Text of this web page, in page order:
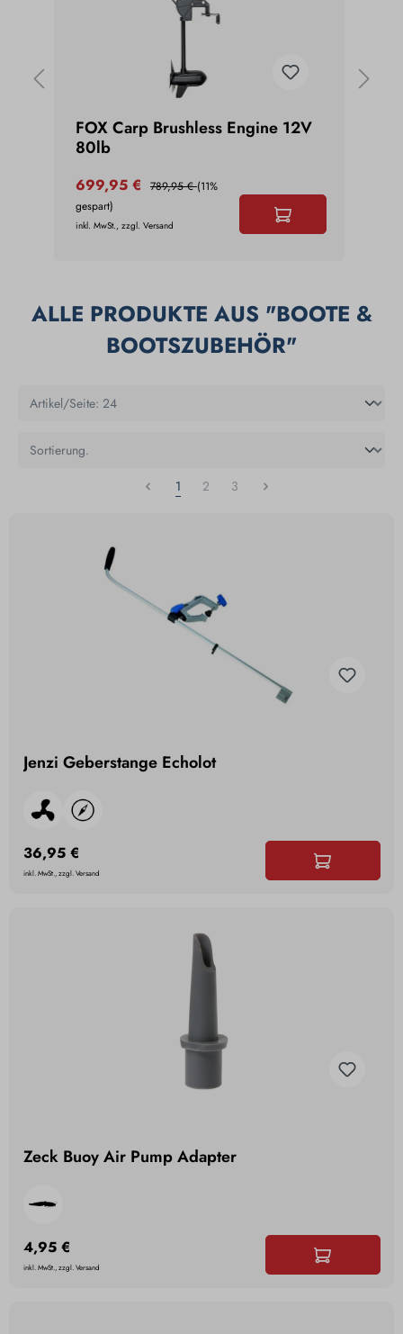
FOX Carp Brushless Engine 12V
80lb
699,95 € 789,95 €(11%
gespart)
inkl. MwSt., zzgl. Versand
ALLE PRODUKTE AUS "BOOTE &
BOOTSZUBEHÖR"
1 2 3
Jenzi Geberstange Echolot
36,95 €
inkl. MwSt., zzgl. Versand
Zeck Buoy Air Pump Adapter
4,95 €
inkl. MwSt., zzgl. Versand